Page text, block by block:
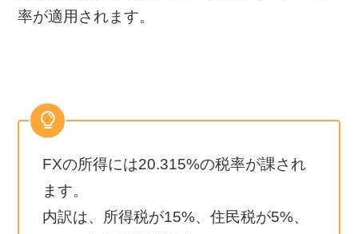
率が適用されます。
FXの所得には20.315%の税率が課され
ます。
内訳は、所得税が15%、住民税が5%、